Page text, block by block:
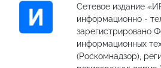
Сетевое издание
информационно -
зарегистрировано
информационных
(Роскомнадзор),